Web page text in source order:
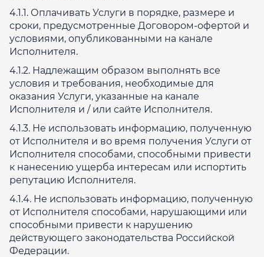
4.1.1. Оплачивать Услуги в порядке, размере и
сроки, предусмотренные Договором-офертой и
условиями, опубликованными на канале
Исполнителя.
4.1.2. Надлежащим образом выполнять все
условия и требования, необходимые для
оказания Услуги, указанные на канале
Исполнителя и / или сайте Исполнителя.
4.1.3. Не использовать информацию, полученную
от Исполнителя и во время получения Услуги от
Исполнителя способами, способными привести
к нанесению ущерба интересам или испортить
репутацию Исполнителя.
4.1.4. Не использовать информацию, полученную
от Исполнителя способами, нарушающими или
способными привести к нарушению
действующего законодательства Российской
Федерации.